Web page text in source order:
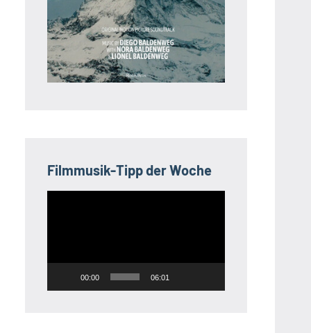
Filmmusik-Tipp der Woche
00:00 06:01